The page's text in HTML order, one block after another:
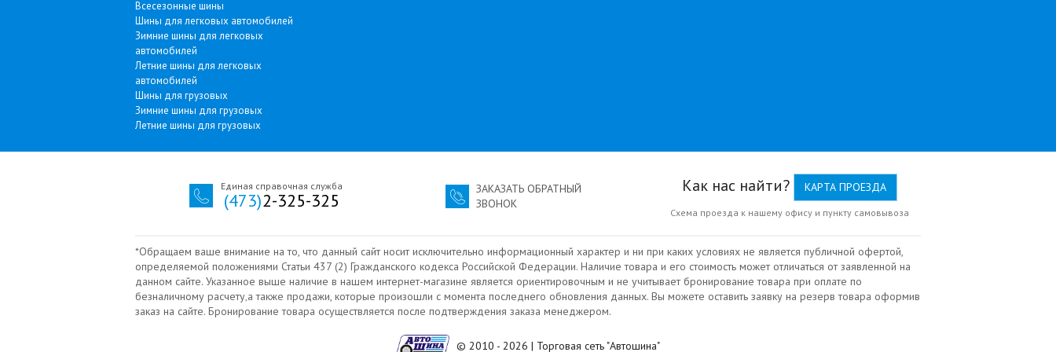
Всесезонные шины
Шины для легковых автомобилей
Зимние шины для легковых
автомобилей
Летние шины для легковых
автомобилей
Шины для грузовых
Зимние шины для грузовых
Летние шины для грузовых
Единая справочная служба
(473)2-325-325
ЗАКАЗАТЬ ОБРАТНЫЙ
ЗВОНОК
Как нас найти? КАРТА ПРОЕЗДА
Схема проезда к нашему офису и пункту самовывоза
*Обращаем ваше внимание на то, что данный сайт носит исключительно информационный характер и ни при каких условиях не является публичной офертой,
определяемой положениями Статьи 437 (2) Гражданского кодекса Российской Федерации. Наличие товара и его стоимость может отличаться от заявленной на
данном сайте. Указанное выше наличие в нашем интернет-магазине является ориентировочным и не учитывает бронирование товара при оплате по
безналичному расчету‚а также продажи, которые произошли с момента последнего обновления данных. Вы можете оставить заявку на резерв товара оформив
заказ на сайте. Бронирование товара осуществляется после подтверждения заказа менеджером.
© 2010 - 2026 | Торговая сеть "Автошина"